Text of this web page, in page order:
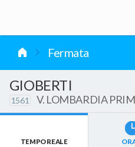
Fermata
GIOBERTI
1561 V. LOMBARDIA
TEMPO REALE